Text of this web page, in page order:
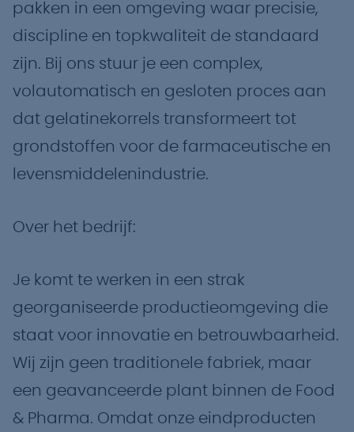
pakken in een omgeving waar precisie,
discipline en topkwaliteit de standaard
zijn. Bij ons stuur je een complex,
volautomatisch en gesloten proces aan
dat gelatinekorrels transformeert tot
grondstoffen voor de farmaceutische en
levensmiddelenindustrie.
Over het bedrijf:
Je komt te werken in een strak
georganiseerde productieomgeving die
staat voor innovatie en betrouwbaarheid.
Wij zijn geen traditionele fabriek, maar
een geavanceerde plant binnen de Food
& Pharma. Omdat onze eindproducten